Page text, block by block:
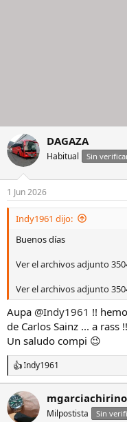
DAGAZA
Habitual Sin
1 Jun 2026
Indy1961 dijo:
Buenos días
Ver el archivos adjunto
Ver el archivos adjunto
Aupa @Indy1961 !!
de Carlos Sainz ... a rass !!
Un saludo compi 😉
R
e
a
c
c
Indy1961
mgarciachirino
Milpostista Sin